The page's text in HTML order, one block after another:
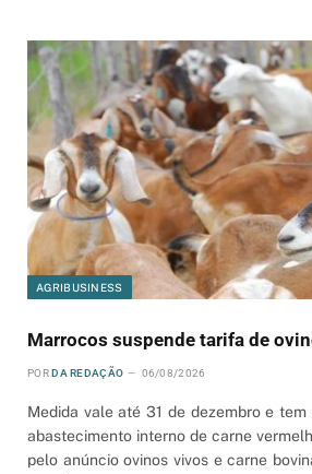
AGRIBUSINESS
Marrocos suspende tarifa de
POR DA REDAÇÃO 06/08/2026
Medida vale até 31 de dezembro e
abastecimento interno de carne
pelo anúncio ovinos vivos e carne